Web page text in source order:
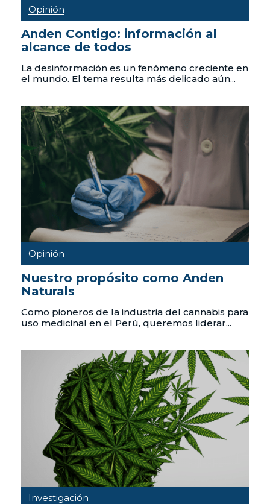
Opinión
Anden Contigo: información al
alcance de todos
La desinformación es un fenómeno creciente en
el mundo. El tema resulta más delicado aún...
Opinión
Nuestro propósito como Anden
Naturals
Como pioneros de la industria del cannabis para
uso medicinal en el Perú, queremos liderar...
Investigación